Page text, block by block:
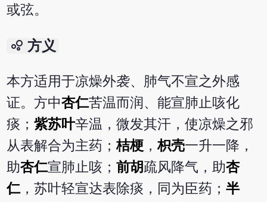
或弦。
bubble_chart 方义
本方适用于凉燥外袭、肺气不宣之外感
证。方中杏仁苦温而润、能宣肺止咳化
痰；紫苏叶辛温，微发其汗，使凉燥之邪
从表解合为主药；桔梗 ，枳壳一升一降，
助杏仁宣肺止咳；前胡疏风降气，助杏
仁，苏叶轻宣达表除痰，同为臣药；半